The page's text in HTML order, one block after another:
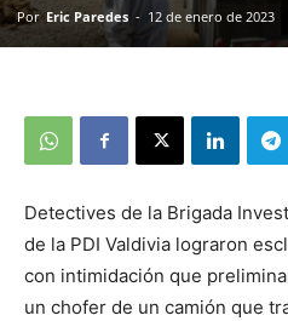
Por Eric Paredes - 12 de enero de 2023
Detectives de la Brigada
de la PDI Valdivia lograron
con intimidación que
un chofer de un camión que